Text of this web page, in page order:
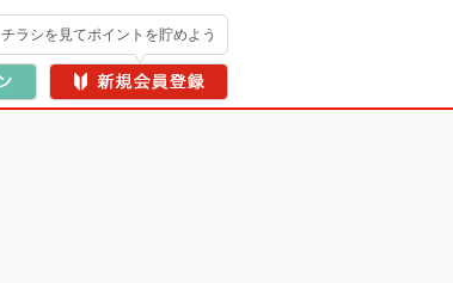
チラシを見てポイントを貯めよう